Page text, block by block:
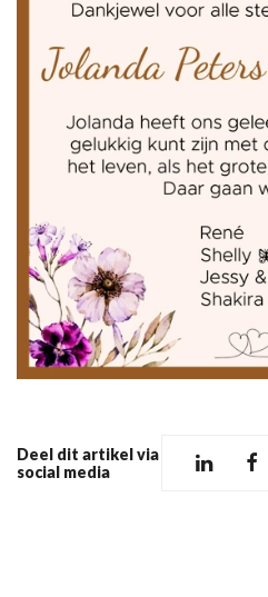
Deel dit artikel via
social media